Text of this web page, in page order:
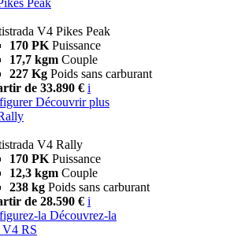
V4 Pikes Peak
170 PK Puissance
17,7 kgm Couple
227 Kg Poids sans carburant
de 33.890 € i
Découvrir plus
V4 Rally
170 PK Puissance
12,3 kgm Couple
238 kg Poids sans carburant
de 28.590 € i
la Découvrez-la
V4 RS